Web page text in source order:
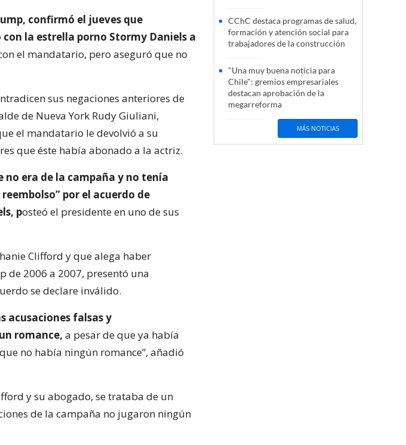
confirmó el jueves que
la estrella porno Stormy Daniels a
el mandatario, pero aseguró que no
sus negaciones anteriores de
de Nueva York Rudy Giuliani,
el mandatario le devolvió a su
que éste había abonado a la actriz.
no era de la campaña y no tenía
por el acuerdo de
posteó el presidente en uno de sus
Clifford y que alega haber
2006 a 2007, presentó una
se declare inválido.
acusaciones falsas y
romance, a pesar de que ya había
no había ningún romance”, añadió
y su abogado, se trataba de un
de la campaña no jugaron ningún
CChC destaca programas de salud,
formación y atención social para
trabajadores de la construcción
"Una muy buena noticia para
Chile": gremios empresariales
destacan aprobación de la
megarreforma
MÁS NOTICIAS